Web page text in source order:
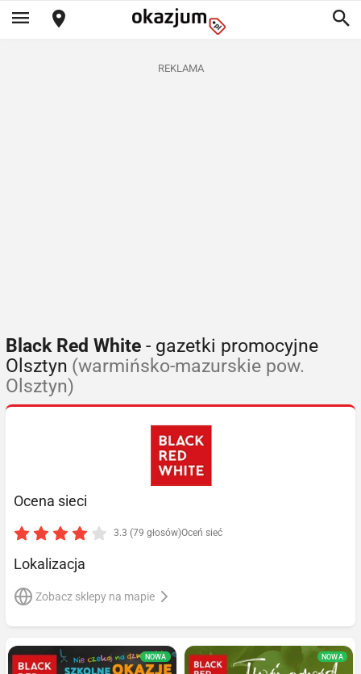
REKLAMA
Black Red White - gazetki promocyjne
Olsztyn (warmińsko-mazurskie pow.
Olsztyn)
Ocena sieci
3.3 (79 głosów)Oceń sieć
Lokalizacja
Zobacz sklepy na mapie
NOWA NOWA